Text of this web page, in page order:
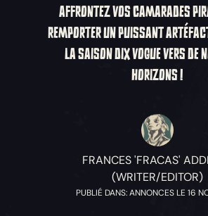
AFFRONTEZ VOS CAMARADES
REMPORTER UN PUISSANT
LA SAISON DIX VOGUE VERS DE
HORIZONS !
FRANCES 'FRACAS'
(WRITER/EDITOR)
PUBLIÉ DANS: ANNONCES LE 16